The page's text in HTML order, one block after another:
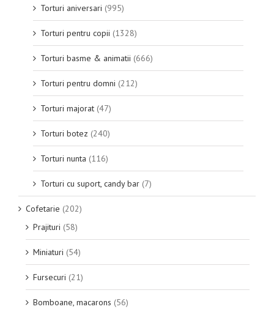
Torturi aniversari (995)
Torturi pentru copii (1328)
Torturi basme & animatii (666)
Torturi pentru domni (212)
Torturi majorat (47)
Torturi botez (240)
Torturi nunta (116)
Torturi cu suport, candy bar (7)
Cofetarie (202)
Prajituri (58)
Miniaturi (54)
Fursecuri (21)
Bomboane, macarons (56)